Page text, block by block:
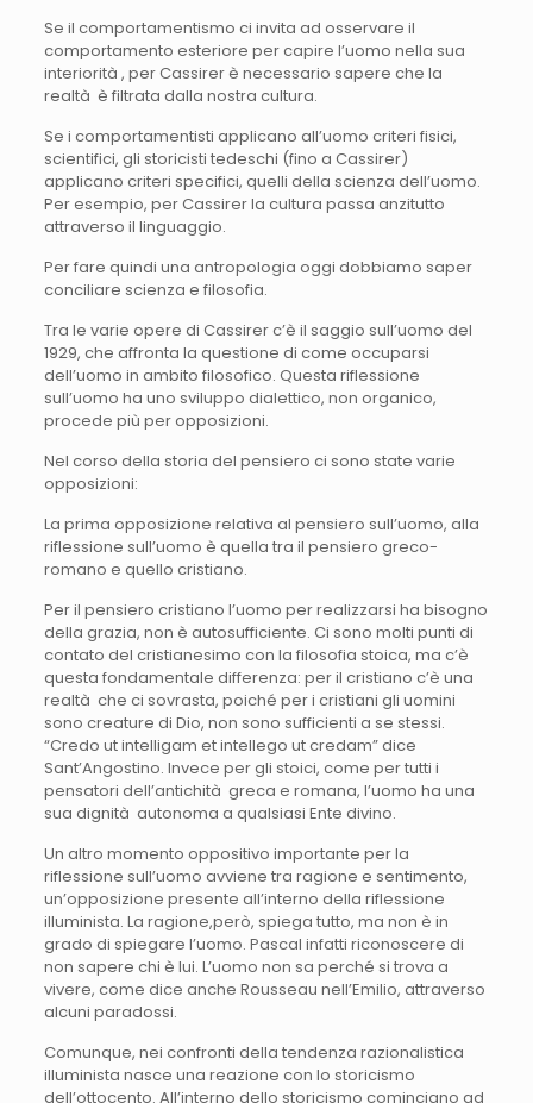
Se il comportamentismo ci invita ad osservare il
comportamento esteriore per capire l’uomo nella sua
interiorità , per Cassirer è necessario sapere che la
realtà è filtrata dalla nostra cultura.
Se i comportamentisti applicano all’uomo criteri fisici,
scientifici, gli storicisti tedeschi (fino a Cassirer)
applicano criteri specifici, quelli della scienza dell’uomo.
Per esempio, per Cassirer la cultura passa anzitutto
attraverso il linguaggio.
Per fare quindi una antropologia oggi dobbiamo saper
conciliare scienza e filosofia.
Tra le varie opere di Cassirer c’è il saggio sull’uomo del
1929, che affronta la questione di come occuparsi
dell’uomo in ambito filosofico. Questa riflessione
sull’uomo ha uno sviluppo dialettico, non organico,
procede più per opposizioni.
Nel corso della storia del pensiero ci sono state varie
opposizioni:
La prima opposizione relativa al pensiero sull’uomo, alla
riflessione sull’uomo è quella tra il pensiero greco-
romano e quello cristiano.
Per il pensiero cristiano l’uomo per realizzarsi ha bisogno
della grazia, non è autosufficiente. Ci sono molti punti di
contato del cristianesimo con la filosofia stoica, ma c’è
questa fondamentale differenza: per il cristiano c’è una
realtà che ci sovrasta, poiché per i cristiani gli uomini
sono creature di Dio, non sono sufficienti a se stessi.
“Credo ut intelligam et intellego ut credam” dice
Sant’Angostino. Invece per gli stoici, come per tutti i
pensatori dell’antichità greca e romana, l’uomo ha una
sua dignità autonoma a qualsiasi Ente divino.
Un altro momento oppositivo importante per la
riflessione sull’uomo avviene tra ragione e sentimento,
un’opposizione presente all’interno della riflessione
illuminista. La ragione,però, spiega tutto, ma non è in
grado di spiegare l’uomo. Pascal infatti riconoscere di
non sapere chi è lui. L’uomo non sa perché si trova a
vivere, come dice anche Rousseau nell’Emilio, attraverso
alcuni paradossi.
Comunque, nei confronti della tendenza razionalistica
illuminista nasce una reazione con lo storicismo
dell’ottocento. All’interno dello storicismo cominciano ad